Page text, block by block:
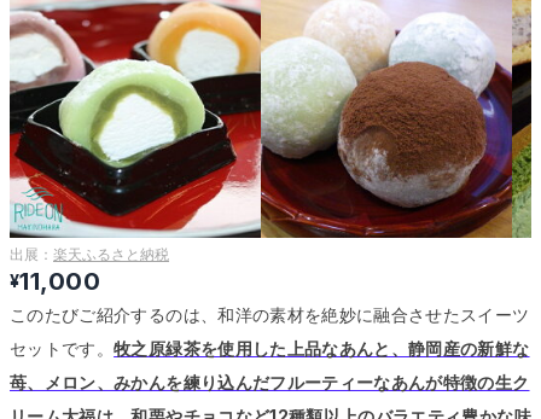
出展： 楽天ふるさと納税
¥11,000
このたびご紹介するのは、和洋の素材を絶妙に融合させたスイーツ
セットです。牧之原緑茶を使用した上品なあんと、静岡産の新鮮な
苺、メロン、みかんを練り込んだフルーティーなあんが特徴の生ク